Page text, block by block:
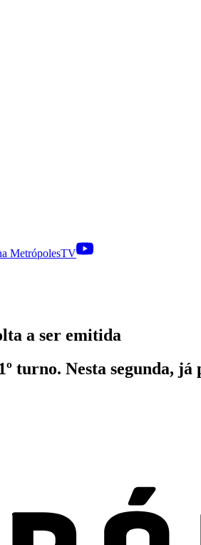
MetrópolesTV
a ser emitida
turno. Nesta segunda,